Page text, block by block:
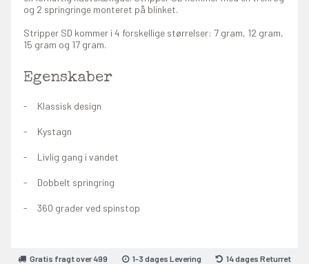
og 2 springringe monteret på blinket.
Stripper SD kommer i 4 forskellige størrelser: 7 gram, 12 gram,
15 gram og 17 gram.
Egenskaber
Klassisk design
Kystagn
Livlig gang i vandet
Dobbelt springring
360 grader ved spinstop
Gratis fragt over 499 1-3 dages Levering 14 dages Returret